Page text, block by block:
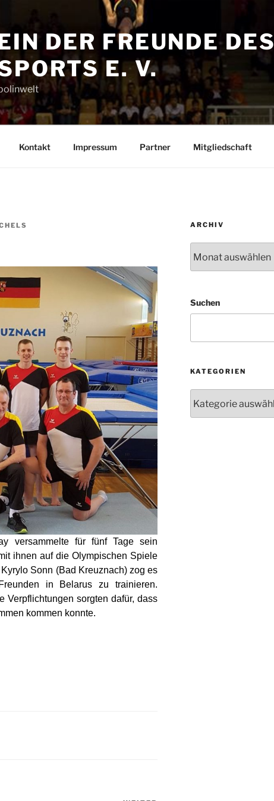
DER FREUNDE DES
E. V.
Kontakt Impressum Partner Mitgliedschaft
versammelte für fünf Tage sein
ihnen auf die Olympischen Spiele
Sonn (Bad Kreuznach) zog es
in Belarus zu trainieren.
Verpflichtungen sorgten dafür, dass
kommen konnte.
ARCHIV
Suchen
KATEGORIEN